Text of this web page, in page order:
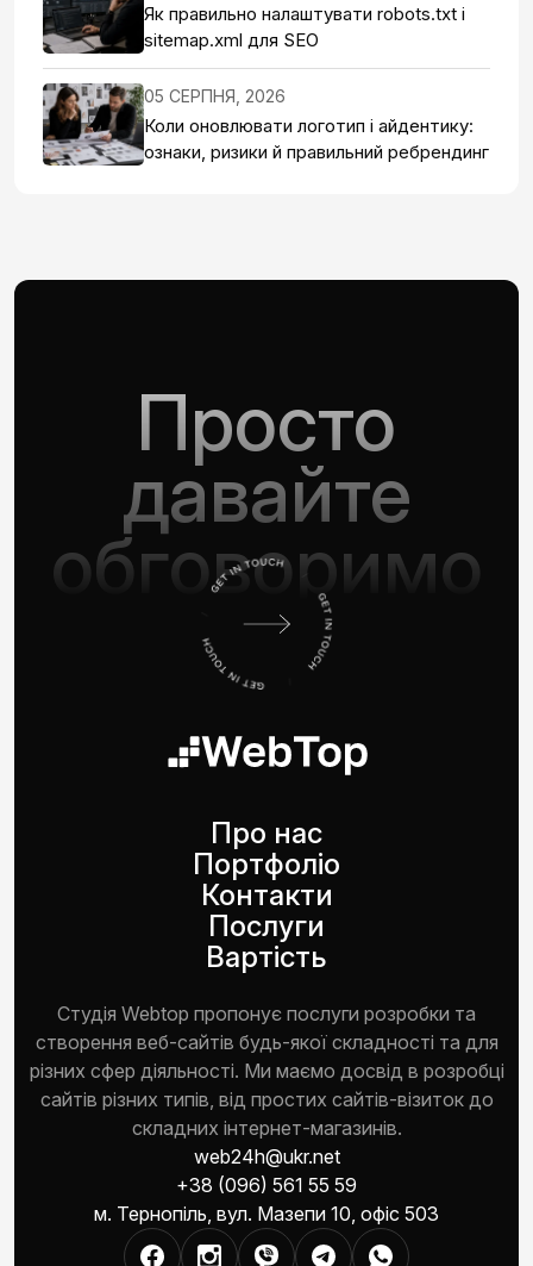
Як правильно налаштувати robots.txt і
sitemap.xml для SEO
05 СЕРПНЯ, 2026
Коли оновлювати логотип і айдентику:
ознаки, ризики й правильний ребрендинг
Просто
давайте
обговоримо
Про нас
Портфоліо
Контакти
Послуги
Вартість
Студія Webtop пропонує послуги розробки та
створення веб-сайтів будь-якої складності та для
різних сфер діяльності. Ми маємо досвід в розробці
сайтів різних типів, від простих сайтів-візиток до
складних інтернет-магазинів.
web24h@ukr.net
+38 (096) 561 55 59
м. Тернопіль, вул. Мазепи 10, офіс 503